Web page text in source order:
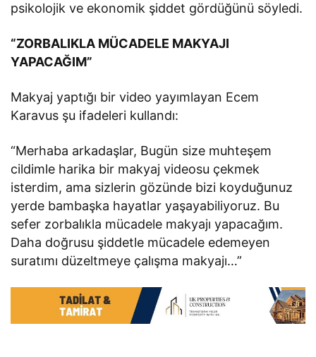
psikolojik ve ekonomik şiddet gördüğünü söyledi.
“ZORBALIKLA MÜCADELE MAKYAJI
YAPACAĞIM”
Makyaj yaptığı bir video yayımlayan Ecem
Karavus şu ifadeleri kullandı:
“Merhaba arkadaşlar, Bugün size muhteşem
cildimle harika bir makyaj videosu çekmek
isterdim, ama sizlerin gözünde bizi koyduğunuz
yerde bambaşka hayatlar yaşayabiliyoruz. Bu
sefer zorbalıkla mücadele makyajı yapacağım.
Daha doğrusu şiddetle mücadele edemeyen
suratımı düzeltmeye çalışma makyajı…”